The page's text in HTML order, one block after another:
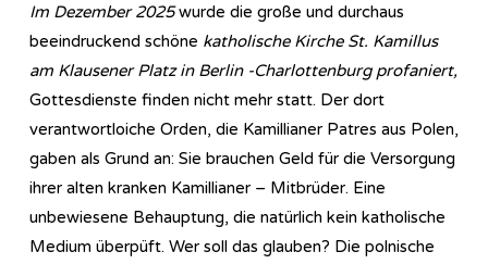
Im Dezember 2025wurde die große und durchaus
beeindruckend schöne katholische Kirche St. Kamillus
am Klausener Platz in Berlin -Charlottenburg profaniert,
Gottesdienste finden nicht mehr statt. Der dort
verantwortloiche Orden, die Kamillianer Patres aus Polen,
gaben als Grund an: Sie brauchen Geld für die Versorgung
ihrer alten kranken Kamillianer – Mitbrüder. Eine
unbewiesene Behauptung, die natürlich kein katholische
Medium überpüft. Wer soll das glauben? Die polnische